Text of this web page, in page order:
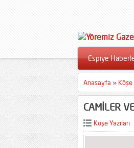
Espiye
Anasayfa » Köşe
CAMİLER
Köşe Yazıları